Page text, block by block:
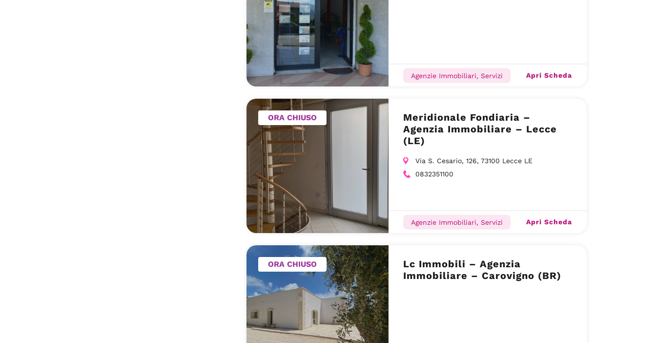
Agenzie Immobiliari, Servizi Apri Scheda
ORA CHIUSO
Meridionale Fondiaria –
Agenzia Immobiliare – Lecce
(LE)
Via S. Cesario, 126, 73100 Lecce LE
0832351100
Agenzie Immobiliari, Servizi Apri Scheda
ORA CHIUSO
Lc Immobili – Agenzia
Immobiliare – Carovigno (BR)